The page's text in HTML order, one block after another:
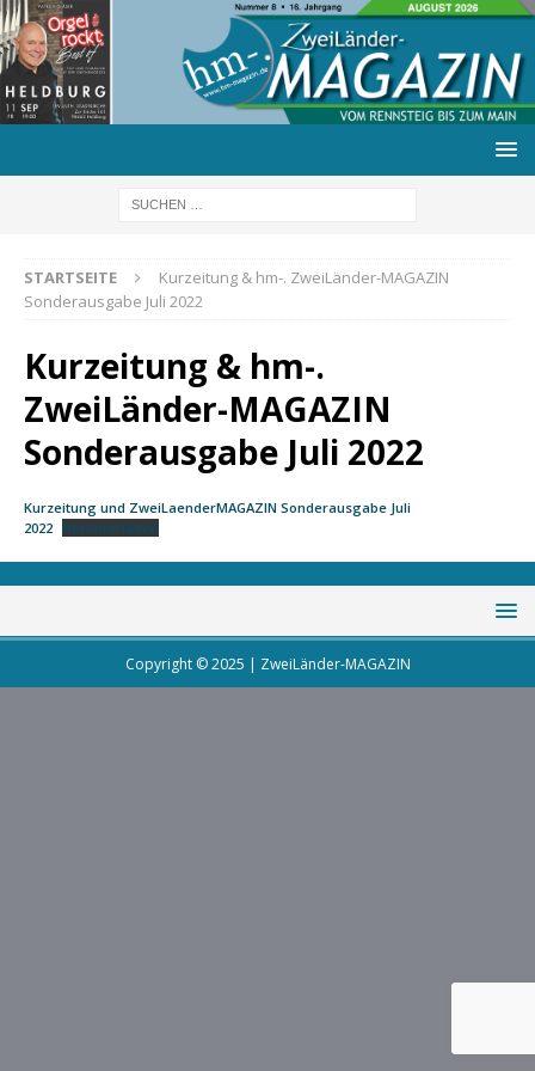
STARTSEITE
Kurzeitung & hm-. ZweiLänder-MAGAZIN
Sonderausgabe Juli 2022
Kurzeitung & hm-.
ZweiLänder-MAGAZIN
Sonderausgabe Juli 2022
Kurzeitung und ZweiLaenderMAGAZIN Sonderausgabe Juli
2022 Herunterladen
Copyright © 2025 | ZweiLänder-MAGAZIN